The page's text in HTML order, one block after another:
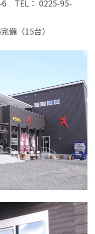
6 TEL： 0225-95-
備（15台）